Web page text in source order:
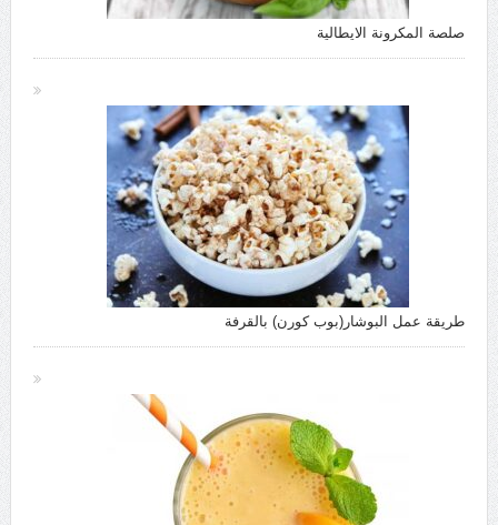
صلصة المكرونة الايطالية
طريقة عمل البوشار(بوب كورن) بالقرفة